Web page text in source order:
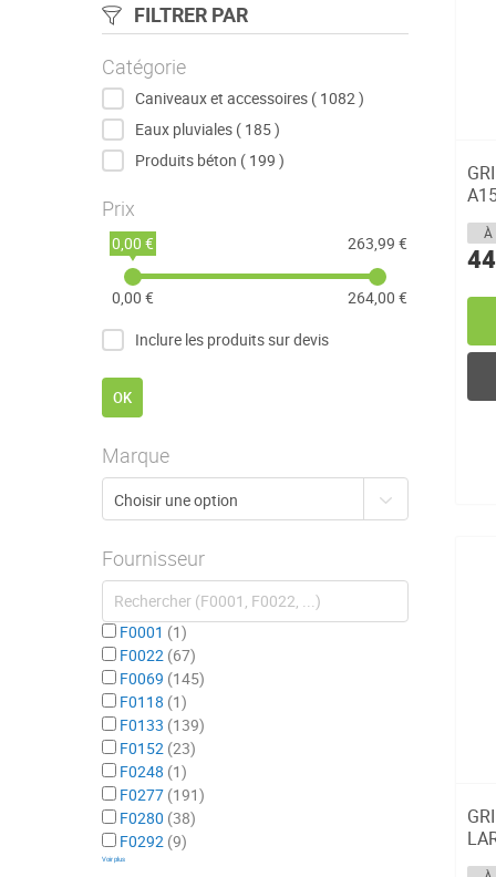
À
FILTRER PAR
Catégorie
Caniveaux et accessoires 1082articles
Eaux pluviales
185articles
Produits béton
199 articles
Prix
0,00 € 263,99 €
0,00 €
264,00 €
Inclure les produits sur devis
OK
Marque
Fournisseur
F0001
1
F0022 67
F0069 145
F0118 1
F0133 139
F0152 23
F0248 1
F0277 191
F0280 38
F0292 9
Voir plus